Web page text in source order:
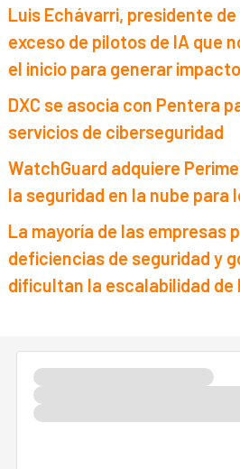
Luis Echávarri, presidente de
exceso de pilotos de IA que
el inicio para generar
DXC se asocia con Pentera
servicios de ciberseguridad
WatchGuard adquiere
la seguridad en la nube para
La mayoría de las empresas
deficiencias de seguridad y
dificultan la escalabilidad de